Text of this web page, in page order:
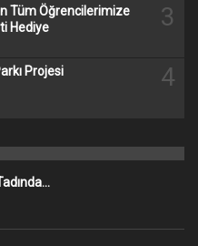
Tüm Öğrencilerimize
Hediye
3
Projesi 4